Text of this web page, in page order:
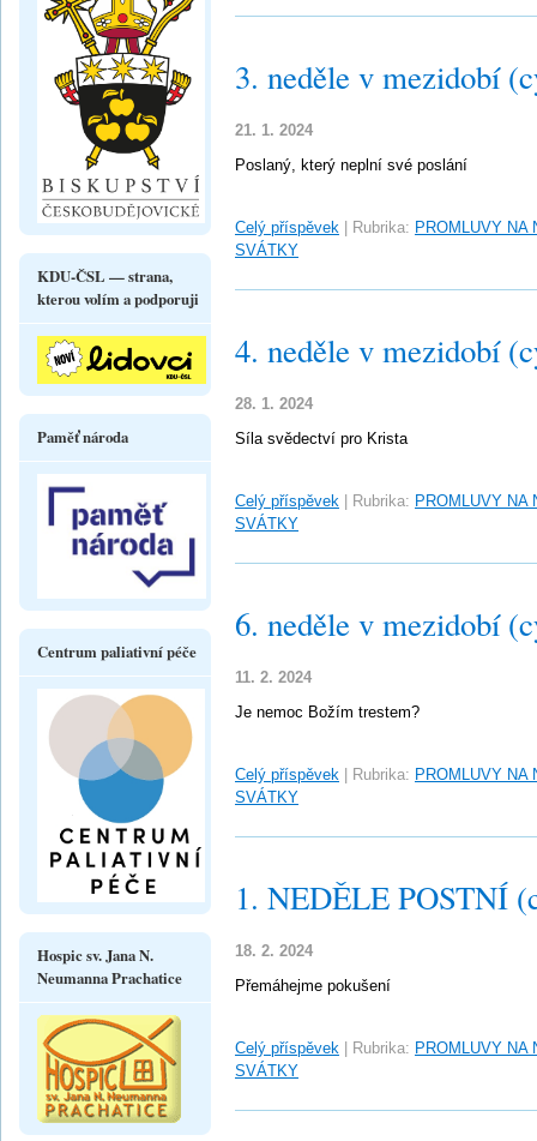
3. neděle v mezidobí
21. 1. 2024
Poslaný, který neplní své poslání
Celý příspěvek Rubrika: PROMLUVY NA
SVÁTKY
4. neděle v mezidobí
28. 1. 2024
Síla svědectví pro Krista
Celý příspěvek Rubrika: PROMLUVY NA
SVÁTKY
6. neděle v mezidobí
11. 2. 2024
Je nemoc Božím trestem?
Celý příspěvek Rubrika: PROMLUVY NA
SVÁTKY
1. NEDĚLE POSTNÍ
18. 2. 2024
Přemáhejme pokušení
Celý příspěvek Rubrika: PROMLUVY NA
SVÁTKY
KDU-ČSL — strana,
kterou volím a podporuji
Paměť národa
Centrum paliativní péče
Hospic sv. Jana N.
Neumanna Prachatice